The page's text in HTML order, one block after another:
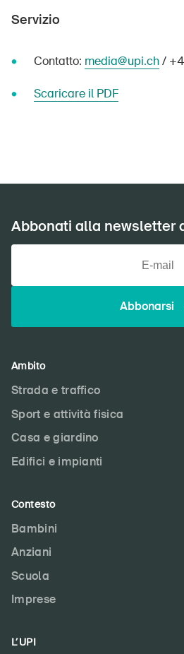
Servizio
Contatto: media@upi.ch/
Scaricare il PDF
Abbonati alla newsletter
Abbonarsi
Ambito
Strada e traffico
Sport e attività fisica
Casa e giardino
Edifici e impianti
Contesto
Bambini
Anziani
Scuola
Imprese
L’UPI